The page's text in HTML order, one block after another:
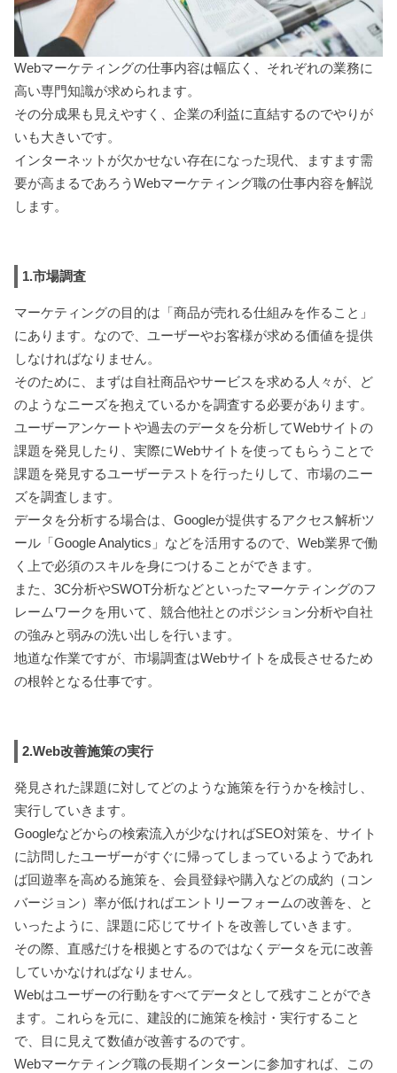
Webマーケティングの仕事内容は幅広く、それぞれの業務に
高い専門知識が求められます。
その分成果も見えやすく、企業の利益に直結するのでやりが
いも大きいです。
インターネットが欠かせない存在になった現代、ますます需
要が高まるであろうWebマーケティング職の仕事内容を解説
します。
1.市場調査
マーケティングの目的は「商品が売れる仕組みを作ること」
にあります。なので、ユーザーやお客様が求める価値を提供
しなければなりません。
そのために、まずは自社商品やサービスを求める人々が、ど
のようなニーズを抱えているかを調査する必要があります。
ユーザーアンケートや過去のデータを分析してWebサイトの
課題を発見したり、実際にWebサイトを使ってもらうことで
課題を発見するユーザーテストを行ったりして、市場のニー
ズを調査します。
データを分析する場合は、Googleが提供するアクセス解析ツ
ール「Google Analytics」などを活用するので、Web業界で働
く上で必須のスキルを身につけることができます。
また、3C分析やSWOT分析などといったマーケティングのフ
レームワークを用いて、競合他社とのポジション分析や自社
の強みと弱みの洗い出しを行います。
地道な作業ですが、市場調査はWebサイトを成長させるため
の根幹となる仕事です。
2.Web改善施策の実行
発見された課題に対してどのような施策を行うかを検討し、
実行していきます。
Googleなどからの検索流入が少なければSEO対策を、サイト
に訪問したユーザーがすぐに帰ってしまっているようであれ
ば回遊率を高める施策を、会員登録や購入などの成約（コン
バージョン）率が低ければエントリーフォームの改善を、と
いったように、課題に応じてサイトを改善していきます。
その際、直感だけを根拠とするのではなくデータを元に改善
していかなければなりません。
Webはユーザーの行動をすべてデータとして残すことができ
ます。これらを元に、建設的に施策を検討・実行すること
で、目に見えて数値が改善するのです。
Webマーケティング職の長期インターンに参加すれば、この